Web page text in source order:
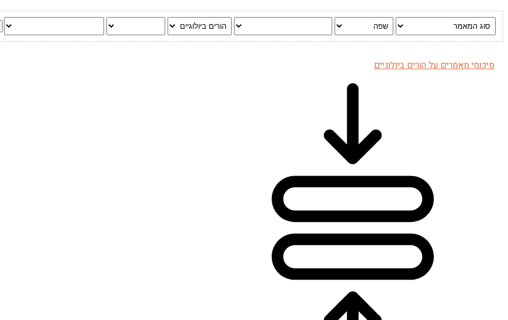
סיכומי מאמרים על הורים ביולוגיים